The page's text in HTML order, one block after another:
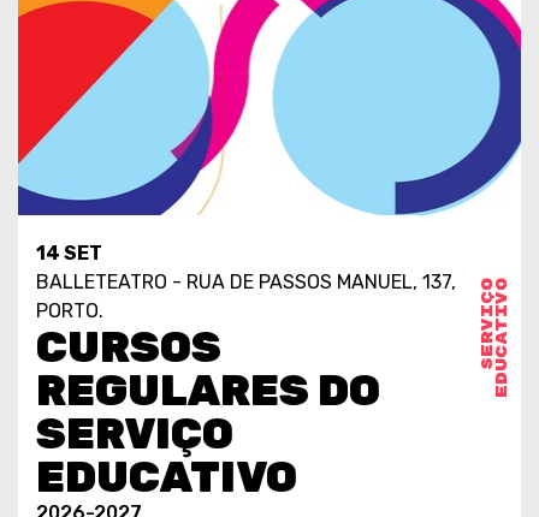
14 SET
BALLETEATRO - RUA DE PASSOS MANUEL, 137,
PORTO.
CURSOS
REGULARES DO
SERVIÇO
EDUCATIVO
S
E
R
V
I
Ç
O
E
D
U
C
A
T
I
VO